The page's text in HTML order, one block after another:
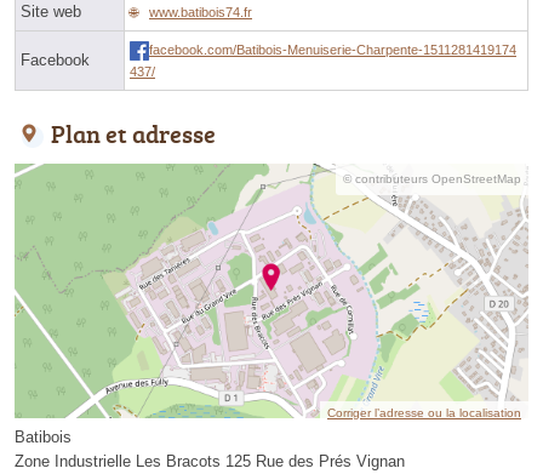
Site web www.batibois74.fr
Facebook
facebook.com/Batibois-Menuiserie-Charpente-1511281419174
437/
Plan et adresse
© contributeurs OpenStreetMap
Corriger l’adresse ou la localisation
Batibois
Zone Industrielle Les Bracots 125 Rue des Prés Vignan